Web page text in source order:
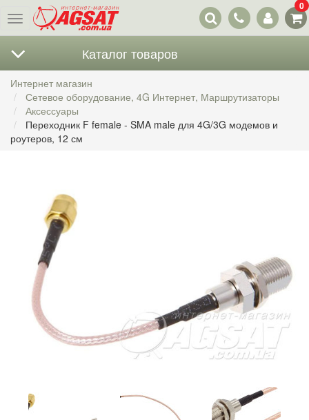
Меню
Наши
контакты
0
Каталог товаров
Интернет магазин
Сетевое оборудование, 4G Интернет, Маршрутизаторы
Аксессуары
Переходник F female - SMA male для 4G/3G модемов и
роутеров, 12 см